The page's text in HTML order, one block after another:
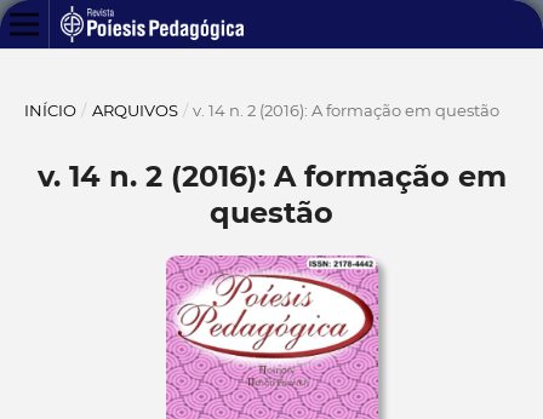
INÍCIO / ARQUIVOS / v. 14 n. 2 (2016): A formação em questão
v. 14 n. 2 (2016): A formação em
questão